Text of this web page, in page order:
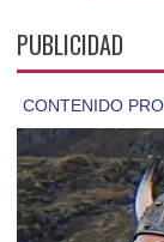
PUBLICIDAD